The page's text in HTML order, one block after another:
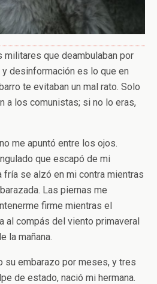
militares que deambulaban por
desinformación es lo que en
te evitaban un mal rato. Solo
a los comunistas; si no lo eras,
me apuntó entre los ojos.
que escapó de mi
fría se alzó en mi contra mientras
Las piernas me
firme mientras el
al compás del viento primaveral
la mañana.
su embarazo por meses, y tres
de estado, nació mi hermana.